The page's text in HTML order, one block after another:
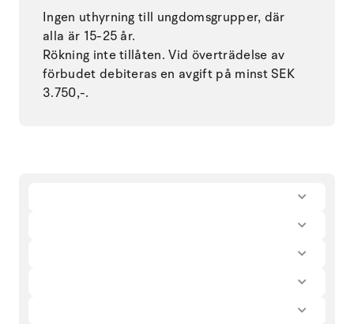
Ingen uthyrning till ungdomsgrupper, där
alla är 15-25 år.
Rökning inte tillåten. Vid överträdelse av
förbudet debiteras en avgift på minst SEK
3.750,-.